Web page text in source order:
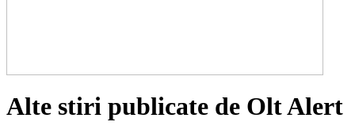
Alte stiri publicate de Olt Alert